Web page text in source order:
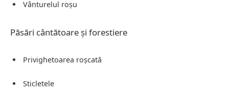
Vânturelul roșu
Păsări cântătoare și forestiere
Privighetoarea roșcată
Sticletele